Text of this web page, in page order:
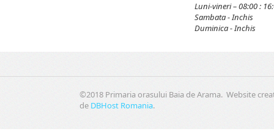
Luni-vineri – 08:00 :
Sambata - Inchis
Duminica - Inchis
©2018 Primaria orasului Baia de Arama. Website
de DBHost Romania.